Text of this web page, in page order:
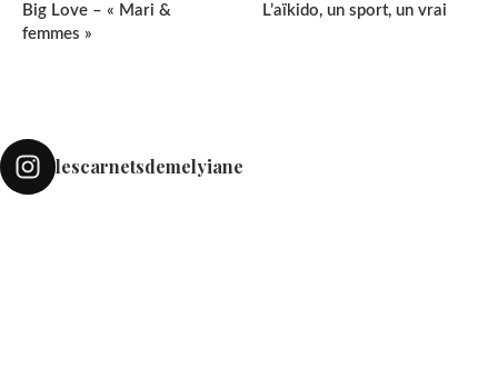
Big Love – « Mari &
femmes »
L’aïkido, un sport, un vrai
lescarnetsdemelyiane